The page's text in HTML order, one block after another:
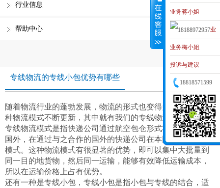
行业信息
帮助中心
专线物流的专线小包优势有哪些
随着物流行业的蓬勃发展，物流的形式也变得多了起来，各
种物流模式不断更新，其中就有我们的专线物流。
专线物流模式是指快递公司通过航空包仓形式将包裹运送至
国外，在通过与之合作的国外的快递公司在本国进行派送的
模式。这种物流模式有很显著的优势，即可以集中大批量到
同一目的地货物，然后同一运输，能够有效降低运输成本，
所以在运输价格上占有优势。
还有一种是专线小包，专线小包是指小包与专线的结合，适
级业务经理
MAKER
业务蒋小姐
业
务李小姐
业务梅小姐
投诉与建议
18818571599